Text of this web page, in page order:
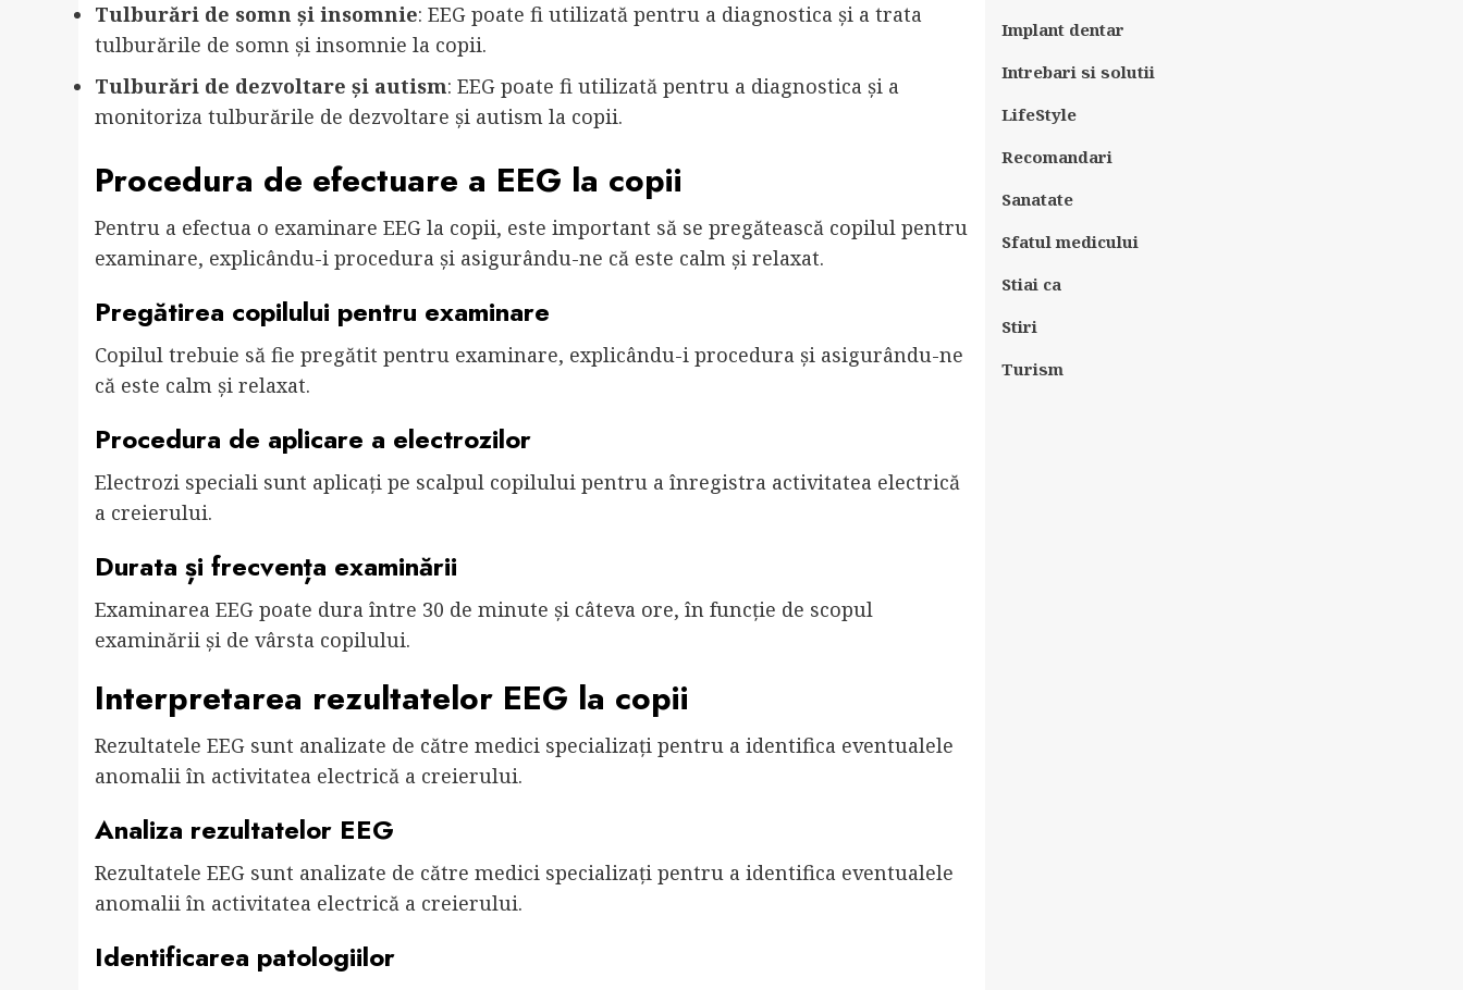
Tulburări de somn și insomnie: EEG poate fi utilizată pentru a diagnostica și a trata
tulburările de somn și insomnie la copii.
Tulburări de dezvoltare și autism: EEG poate fi utilizată pentru a diagnostica și a
monitoriza tulburările de dezvoltare și autism la copii.
Procedura de efectuare a EEG la copii
Pentru a efectua o examinare EEG la copii, este important să se pregătească copilul pentru
examinare, explicându-i procedura și asigurându-ne că este calm și relaxat.
Pregătirea copilului pentru examinare
Copilul trebuie să fie pregătit pentru examinare, explicându-i procedura și asigurându-ne
că este calm și relaxat.
Procedura de aplicare a electrozilor
Electrozi speciali sunt aplicați pe scalpul copilului pentru a înregistra activitatea electrică
a creierului.
Durata și frecvența examinării
Examinarea EEG poate dura între 30 de minute și câteva ore, în funcție de scopul
examinării și de vârsta copilului.
Interpretarea rezultatelor EEG la copii
Rezultatele EEG sunt analizate de către medici specializați pentru a identifica eventualele
anomalii în activitatea electrică a creierului.
Analiza rezultatelor EEG
Rezultatele EEG sunt analizate de către medici specializați pentru a identifica eventualele
anomalii în activitatea electrică a creierului.
Identificarea patologiilor
Implant dentar
Intrebari si solutii
LifeStyle
Recomandari
Sanatate
Sfatul medicului
Stiai ca
Stiri
Turism